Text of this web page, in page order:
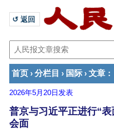
↺ 返回
首页 › 分栏目 › 国际 › 文章 ：
2026年5月20日 发表
普京与习近平正进行“
会面